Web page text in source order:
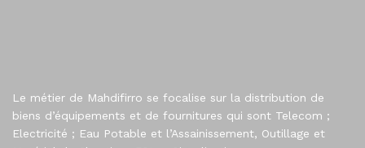
Le métier de Mahdifirro se focalise sur la distribution de
biens d’équipements et de fournitures qui sont Telecom ;
Electricité ; Eau Potable et l’Assainissement, Outillage et